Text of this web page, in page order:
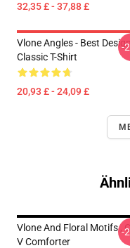
32,35 £ - 37,88 £
Vlone Angles - Best
Classic T-Shirt
20,93 £ - 24,09 £
-
Vlone And Floral Motifs ,
V Comforter
-